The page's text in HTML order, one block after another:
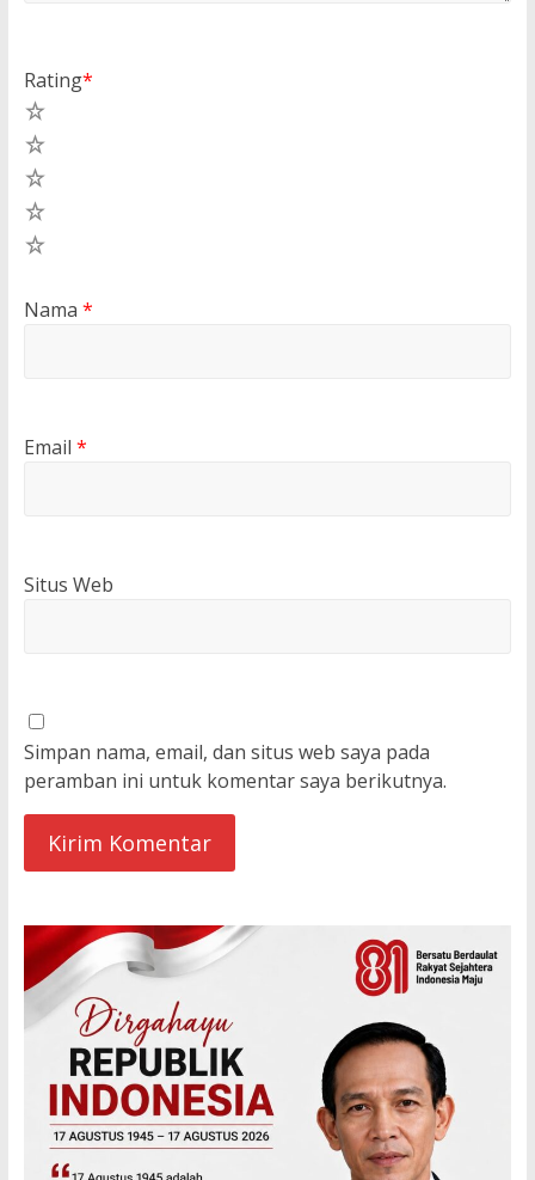
Rating*
Nama *
Email *
Situs Web
Simpan nama, email, dan situs web saya pada
peramban ini untuk komentar saya berikutnya.